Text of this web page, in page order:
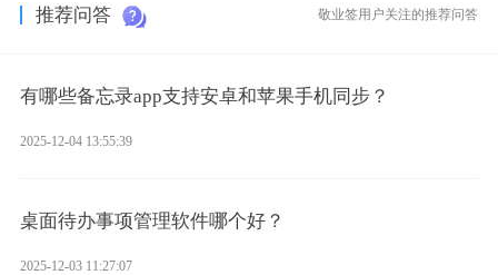
推荐问答 敬业签用户关注的推荐问答
有哪些备忘录app支持安卓和苹果手机同步？
2025-12-04 13:55:39
桌面待办事项管理软件哪个好？
2025-12-03 11:27:07